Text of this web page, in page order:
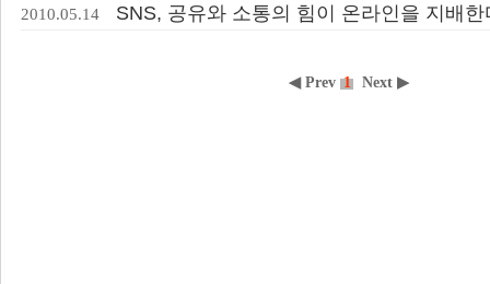
2010.05.14 SNS, 공유와 소통의 힘이 온라인을 지배한
◀ Prev 1 Next ▶